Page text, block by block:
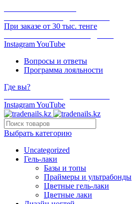
При заказе от 30 тыс. тенге
InstagramYouTube
Вопросы и ответы
Программа лояльности
Где вы?
InstagramYouTube
Выбрать категорию
Uncategorized
Гель-лаки
Базы и топы
Праймеры и ультрабонды
Цветные гель-лаки
Цветные лаки